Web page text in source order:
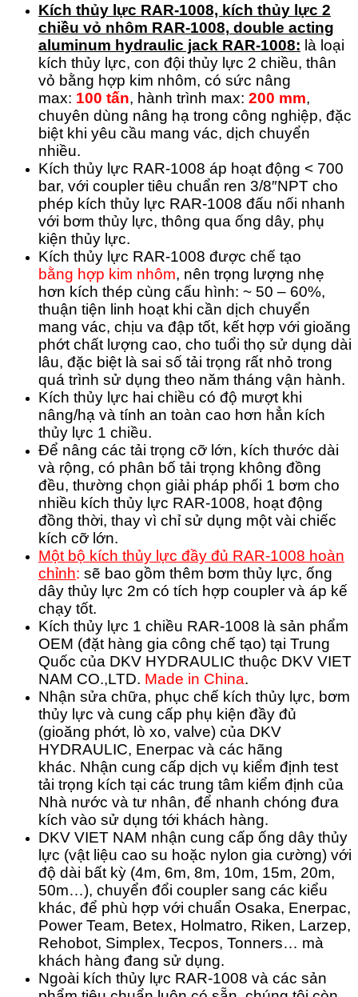
Kích thủy lực RAR-1008, kích thủy lực 2
chiều vỏ nhôm RAR-1008, double acting
aluminum hydraulic jack RAR-1008: là loại
kích thủy lực, con đội thủy lực 2 chiều, thân
vỏ bằng hợp kim nhôm, có sức nâng
max: 100 tấn, hành trình max: 200 mm,
chuyên dùng nâng hạ trong công nghiệp, đặc
biệt khi yêu cầu mang vác, dịch chuyển
nhiều.
Kích thủy lực RAR-1008 áp hoạt động < 700
bar, với coupler tiêu chuẩn ren 3/8″NPT cho
phép kích thủy lực RAR-1008 đấu nối nhanh
với bơm thủy lực, thông qua ống dây, phụ
kiện thủy lực.
Kích thủy lực RAR-1008 được chế tạo
bằng hợp kim nhôm, nên trọng lượng nhẹ
hơn kích thép cùng cấu hình: ~ 50 – 60%,
thuận tiện linh hoạt khi cần dịch chuyển
mang vác, chịu va đập tốt, kết hợp với gioăng
phớt chất lượng cao, cho tuổi thọ sử dụng dài
lâu, đặc biệt là sai số tải trọng rất nhỏ trong
quá trình sử dụng theo năm tháng vận hành.
Kích thủy lực hai chiều có độ mượt khi
nâng/hạ và tính an toàn cao hơn hẳn kích
thủy lực 1 chiều.
Để nâng các tải trọng cỡ lớn, kích thước dài
và rộng, có phân bố tải trọng không đồng
đều, thường chọn giải pháp phối 1 bơm cho
nhiều kích thủy lực RAR-1008, hoạt động
đồng thời, thay vì chỉ sử dụng một vài chiếc
kích cỡ lớn.
Một bộ kích thủy lực đầy đủ RAR-1008 hoàn
chỉnh: sẽ bao gồm thêm bơm thủy lực, ống
dây thủy lực 2m có tích hợp coupler và áp kế
chạy tốt.
Kích thủy lực 1 chiều RAR-1008 là sản phẩm
OEM (đặt hàng gia công chế tạo) tại Trung
Quốc của DKV HYDRAULIC thuộc DKV VIET
NAM CO.,LTD. Made in China.
Nhận sửa chữa, phục chế kích thủy lực, bơm
thủy lực và cung cấp phụ kiện đầy đủ
(gioăng phớt, lò xo, valve) của DKV
HYDRAULIC, Enerpac và các hãng
khác. Nhận cung cấp dịch vụ kiểm định test
tải trọng kích tại các trung tâm kiểm định của
Nhà nước và tư nhân, để nhanh chóng đưa
kích vào sử dụng tới khách hàng.
DKV VIET NAM nhận cung cấp ống dây thủy
lực (vật liệu cao su hoặc nylon gia cường) với
độ dài bất kỳ (4m, 6m, 8m, 10m, 15m, 20m,
50m…), chuyển đổi coupler sang các kiểu
khác, để phù hợp với chuẩn Osaka, Enerpac,
Power Team, Betex, Holmatro, Riken, Larzep,
Rehobot, Simplex, Tecpos, Tonners… mà
khách hàng đang sử dụng.
Ngoài kích thủy lực RAR-1008 và các sản